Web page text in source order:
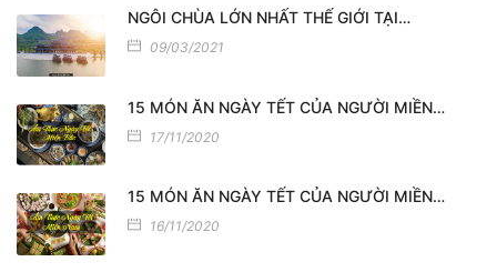
NGÔI CHÙA LỚN NHẤT THẾ GIỚI TẠI…
09/03/2021
15 MÓN ĂN NGÀY TẾT CỦA NGƯỜI MIỀN…
17/11/2020
15 MÓN ĂN NGÀY TẾT CỦA NGƯỜI MIỀN…
16/11/2020